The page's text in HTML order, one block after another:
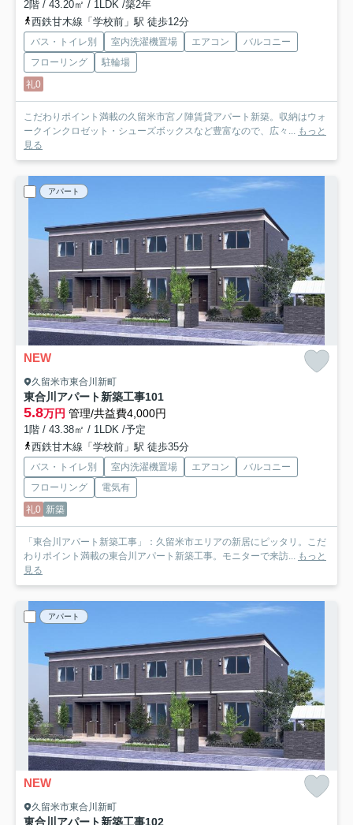
2階 / 43.20㎡ / 1LDK /築2年
西鉄甘木線「学校前」駅 徒歩12分
バス・トイレ別 室内洗濯機置場 エアコン
バルコニー
フローリング
駐輪場
礼0
こだわりポイント満載の久留米市宮ノ陣賃貸アパート新築。収納はウォ
ークインクロゼット・シューズボックスなど豊富なので、広々... もっと
見る
アパート
NEW
久留米市東合川新町
東合川アパート新築工事101
5.8万円 管理/共益費4,000円
1階 / 43.38㎡ / 1LDK /予定
西鉄甘木線「学校前」駅 徒歩35分
バス・トイレ別 室内洗濯機置場 エアコン
バルコニー
フローリング
電気有
礼0 新築
「東合川アパート新築工事」：久留米市エリアの新居にピッタリ。こだ
わりポイント満載の東合川アパート新築工事。モニターで来訪... もっと
見る
アパート
NEW
久留米市東合川新町
東合川アパート新築工事102